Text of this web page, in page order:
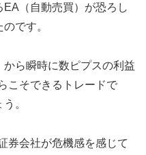
（自動売買）が恐ろし
です。
ら瞬時に数ピプスの利益
こそできるトレードで
。
券会社が危機感を感じて